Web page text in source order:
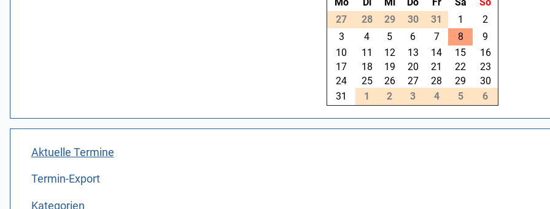
27
28 29 30 31 1
2
3
4 5 6 7 8
9
10
11 12 13 14 15
16
17
18 19 20 21 22
23
24
25 26 27 28 29
30
31
1 2 3 4 5 6
Aktuelle Termine
Termin-Export
Kategorien